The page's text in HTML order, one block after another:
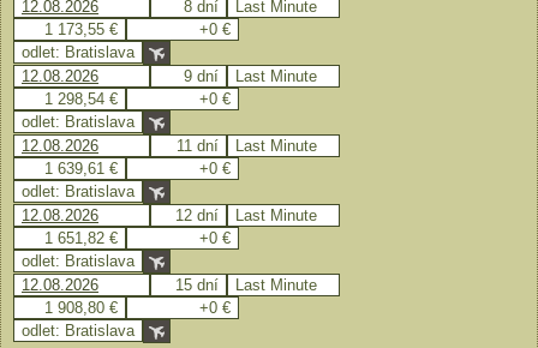
12.08.2026 8 dní
Last Minute
1 173,55 €
+0 €
odlet: Bratislava
12.08.2026
9 dní
Last Minute
1 298,54 €
+0 €
odlet: Bratislava
12.08.2026
11 dní
Last Minute
1 639,61 €
+0 €
odlet: Bratislava
12.08.2026
12 dní
Last Minute
1 651,82 €
+0 €
odlet: Bratislava
12.08.2026
15 dní
Last Minute
1 908,80 €
+0 €
odlet: Bratislava